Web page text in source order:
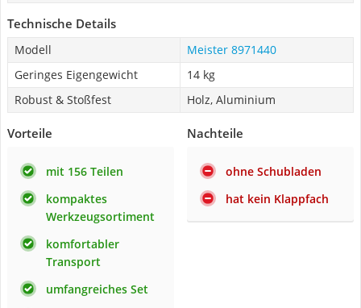
Technische Details
Modell
Meister 8971440
Geringes Eigengewicht
14 kg
Robust & Stoßfest
Holz, Aluminium
Vorteile
mit 156 Teilen
kompaktes
Werkzeugsortiment
komfortabler
Transport
umfangreiches Set
Nachteile
ohne Schubladen
hat kein Klappfach